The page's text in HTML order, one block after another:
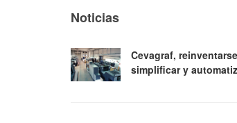
Noticias
Cevagraf,
simplificar y